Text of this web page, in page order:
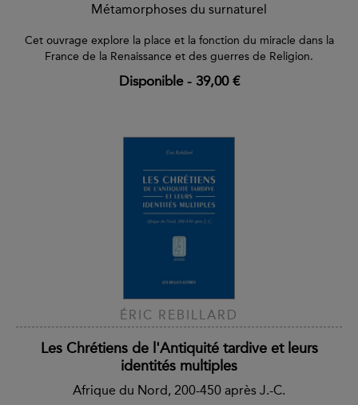
Métamorphoses du surnaturel
Cet ouvrage explore la place et la fonction du miracle dans la
France de la Renaissance et des guerres de Religion.
Disponible- 39,00 €
ÉRIC REBILLARD
Les Chrétiens de l'Antiquité tardive et leurs
identités multiples
Afrique du Nord, 200-450 après J.-C.